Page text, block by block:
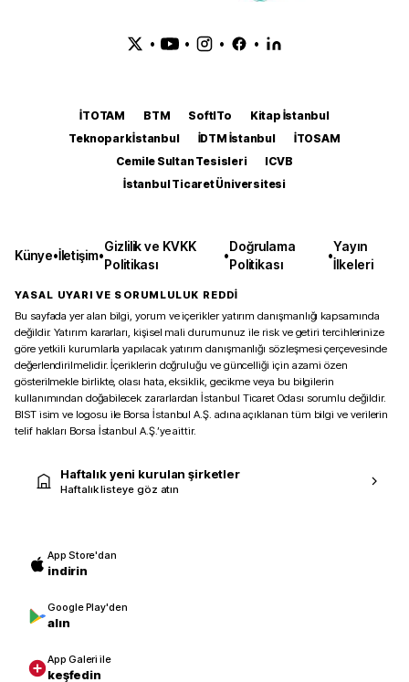
• • • •
İTOTAM BTM SoftITo
Kitap İstanbul
Teknopark İstanbul
İDTM İstanbul
İTOSAM
Cemile Sultan Tesisleri
ICVB
İstanbul Ticaret Üniversitesi
Künye•İletişim•
Gizlilik ve KVKK
Politikası
•
Doğrulama
Politikası
•
Yayın
İlkeleri
YASAL UYARI VE SORUMLULUK REDDİ
Bu sayfada yer alan bilgi, yorum ve içerikler yatırım danışmanlığı kapsamında
değildir. Yatırım kararları, kişisel mali durumunuz ile risk ve getiri tercihlerinize
göre yetkili kurumlarla yapılacak yatırım danışmanlığı sözleşmesi çerçevesinde
değerlendirilmelidir. İçeriklerin doğruluğu ve güncelliği için azami özen
gösterilmekle birlikte, olası hata, eksiklik, gecikme veya bu bilgilerin
kullanımından doğabilecek zararlardan İstanbul Ticaret Odası sorumlu değildir.
BIST isim ve logosu ile Borsa İstanbul A.Ş. adına açıklanan tüm bilgi ve verilerin
telif hakları Borsa İstanbul A.Ş.’ye aittir.
Haftalık yeni kurulan şirketler
Haftalık listeye göz atın
App Store'dan
indirin
Google Play'den
alın
App Galeri ile
keşfedin